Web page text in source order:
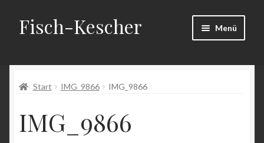
Zur
Navigation
Zum
Inhalt
Fisch-Kescher Menü
AGB
Datenschutzerklärung
Start IMG_9866 IMG_9866
IMG_9866